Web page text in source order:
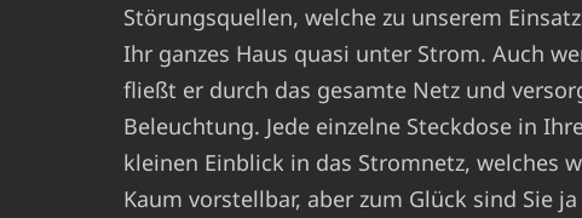
Störungsquellen, welche zu unserem
Ihr ganzes Haus quasi unter Strom. Auch
fließt er durch das gesamte Netz und
Beleuchtung. Jede einzelne Steckdose in
kleinen Einblick in das Stromnetz, welches
Kaum vorstellbar, aber zum Glück sind Sie